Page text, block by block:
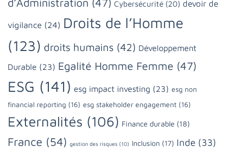
Cybersécurité (20) devoir de
vigilance (24) Droits de l’Homme
(123) droits humains (42) Développement
Durable (23) Egalité Homme Femme (47)
ESG (141) esg impact investing (23) esg non
financial reporting (16) esg stakeholder engagement (16)
Externalités (106) Finance durable (18)
France (54) gestion des risques (10) Inclusion (17) Inde (33)